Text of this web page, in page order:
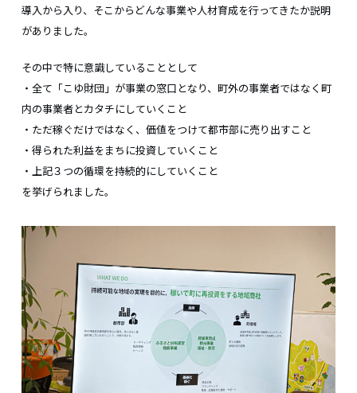
導入から入り、そこからどんな事業や人材育成を行ってきたか説明
がありました。
その中で特に意識していることとして
・全て「こゆ財団」が事業の窓口となり、町外の事業者ではなく町
内の事業者とカタチにしていくこと
・ただ稼ぐだけではなく、価値をつけて都市部に売り出すこと
・得られた利益をまちに投資していくこと
・上記３つの循環を持続的にしていくこと
を挙げられました。